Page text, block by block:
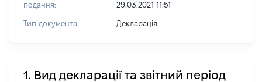
подання:
29.03.2021 11:51
Тип документа: Декларація
1. Вид декларації та звітний період